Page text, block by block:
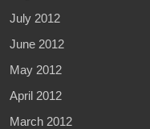
July 2012
June 2012
May 2012
April 2012
March 2012